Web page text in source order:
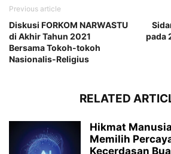
Previous article
Diskusi FORKOM NARWASTU
di Akhir Tahun 2021
Bersama Tokoh-tokoh
Nasionalis-Religius
pada
RELATED
Hikmat
Memilih
Kecerdasan